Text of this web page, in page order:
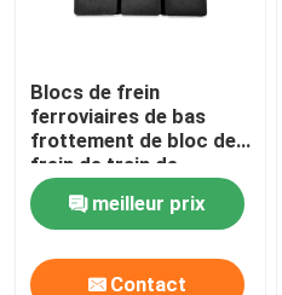
Blocs de frein
ferroviaires de bas
frottement de bloc de
frein de train de
métallurgie des
poudresmeilleur prix
Contact